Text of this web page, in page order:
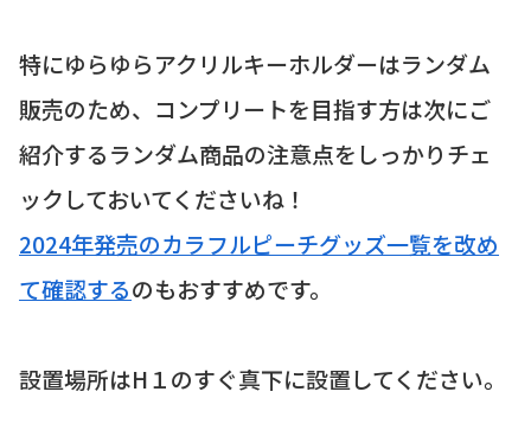
特にゆらゆらアクリルキーホルダーはランダム
販売のため、コンプリートを目指す方は次にご
紹介するランダム商品の注意点をしっかりチェ
ックしておいてくださいね！
2024年発売のカラフルピーチグッズ一覧を改め
て確認するのもおすすめです。
設置場所はH１のすぐ真下に設置してください。